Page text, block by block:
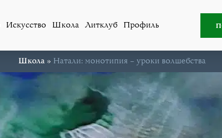
Искусство Школа Литклуб Профиль
Школа » Натали: монотипия – уроки волшебства